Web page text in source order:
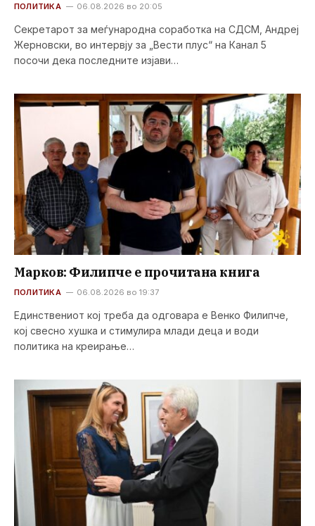
ПОЛИТИКА 06.08.2026 во 20:05
Секретарот за меѓународна соработка на СДСМ, Андреј
Жерновски, во интервју за „Вести плус“ на Канал 5
посочи дека последните изјави…
Марков: Филипче е прочитана книга
ПОЛИТИКА 06.08.2026 во 19:37
Единствениот кој треба да одговара е Венко Филипче,
кој свесно хушка и стимулира млади деца и води
политика на креирање…